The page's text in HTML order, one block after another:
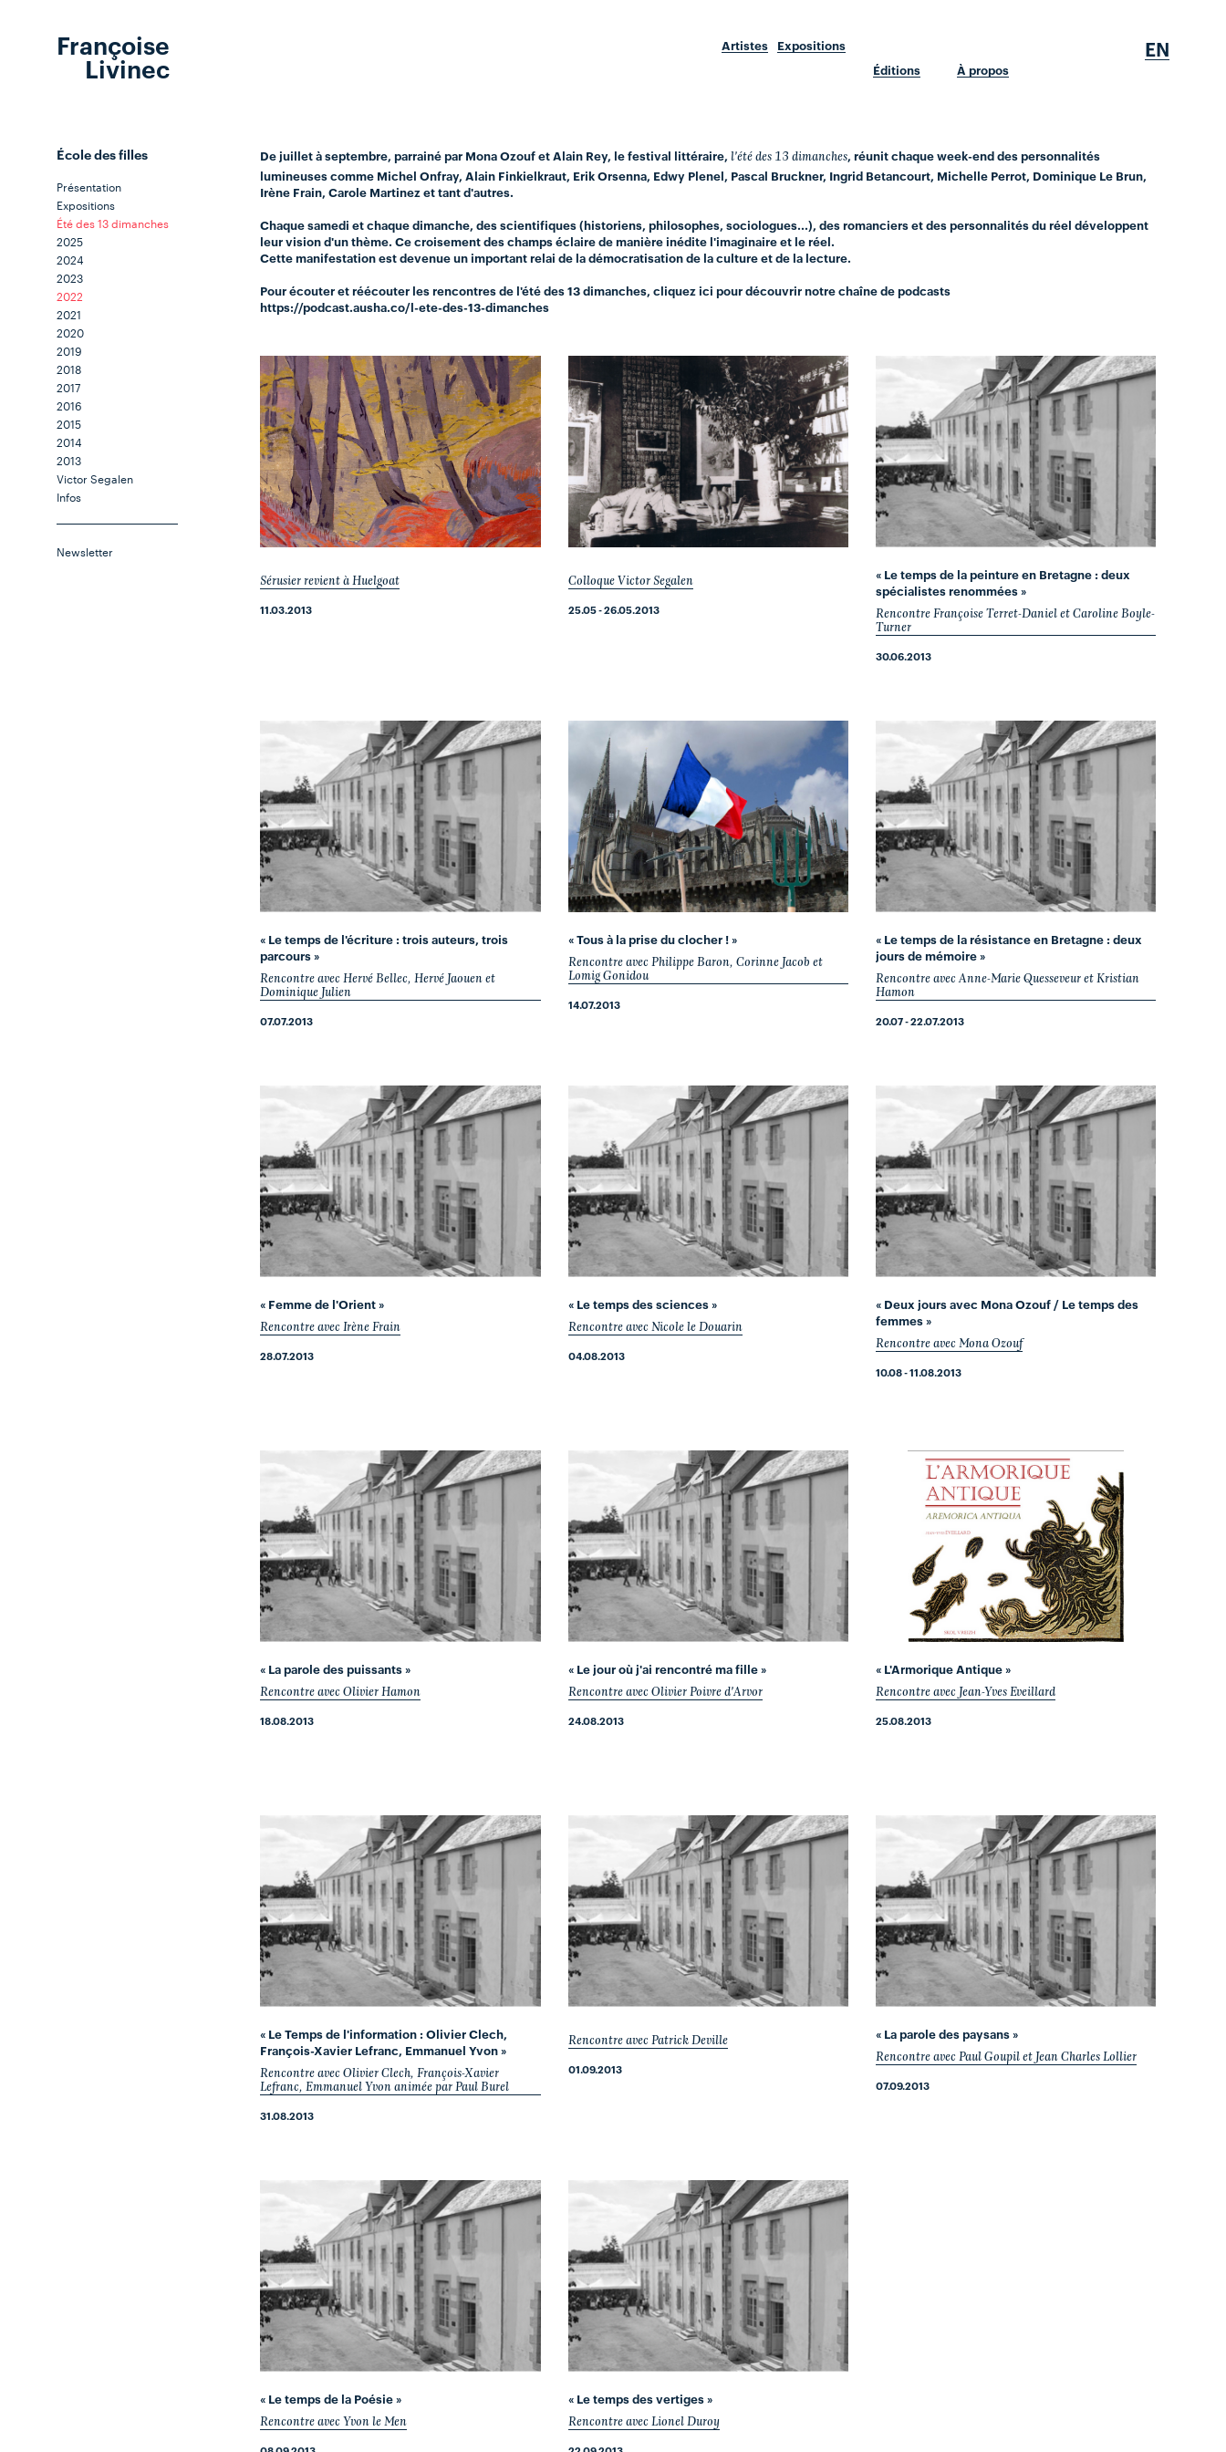
Françoise
Livinec
Artistes
Expositions
Éditions
À propos
EN
École des filles
Présentation
Expositions
Été des 13 dimanches
2025
2024
2023
2022
2021
2020
2019
2018
2017
2016
2015
2014
2013
Victor Segalen
Infos
Newsletter
De juillet à septembre, parrainé par Mona Ozouf et Alain Rey, le festival littéraire,l'été des 13 dimanches, réunit chaque week-end des personnalités
lumineuses comme Michel Onfray, Alain Finkielkraut, Erik Orsenna, Edwy Plenel, Pascal Bruckner, Ingrid Betancourt, Michelle Perrot, Dominique Le Brun,
Irène Frain, Carole Martinez et tant d'autres.
Chaque samedi et chaque dimanche, des scientifiques (historiens, philosophes, sociologues...), des romanciers et des personnalités du réel développent
leur vision d'un thème. Ce croisement des champs éclaire de manière inédite l'imaginaire et le réel.
Cette manifestation est devenue un important relai de la démocratisation de la culture et de la lecture.
Pour écouter et réécouter les rencontres de l'été des 13 dimanches,cliquez ici pour découvrir notre chaîne de podcasts
https://podcast.ausha.co/l-ete-des-13-dimanches
Sérusier revient à Huelgoat
11.03.2013
Colloque Victor Segalen
25.05 - 26.05.2013
« Le temps de la peinture en Bretagne : deux
spécialistes renommées »
Rencontre Françoise Terret-Daniel et Caroline Boyle-
Turner
30.06.2013
« Le temps de l'écriture : trois auteurs, trois
parcours »
Rencontre avec Hervé Bellec, Hervé Jaouen et
Dominique Julien
07.07.2013
« Tous à la prise du clocher ! »
Rencontre avec Philippe Baron, Corinne Jacob et
Lomig Gonidou
14.07.2013
« Le temps de la résistance en Bretagne : deux
jours de mémoire »
Rencontre avec Anne-Marie Quesseveur et Kristian
Hamon
20.07 - 22.07.2013
« Femme de l'Orient »
Rencontre avec Irène Frain
28.07.2013
« Le temps des sciences »
Rencontre avec Nicole le Douarin
04.08.2013
« Deux jours avec Mona Ozouf / Le temps des
femmes »
Rencontre avec Mona Ozouf
10.08 - 11.08.2013
« La parole des puissants »
Rencontre avec Olivier Hamon
18.08.2013
« Le jour où j'ai rencontré ma fille »
Rencontre avec Olivier Poivre d'Arvor
24.08.2013
« L'Armorique Antique »
Rencontre avec Jean-Yves Eveillard
25.08.2013
« Le Temps de l'information : Olivier Clech,
François-Xavier Lefranc, Emmanuel Yvon »
Rencontre avec Olivier Clech, François-Xavier
Lefranc, Emmanuel Yvon animée par Paul Burel
31.08.2013
Rencontre avec Patrick Deville
01.09.2013
« La parole des paysans »
Rencontre avec Paul Goupil et Jean Charles Lollier
07.09.2013
« Le temps de la Poésie »
Rencontre avec Yvon le Men
« Le temps des vertiges »
Rencontre avec Lionel Duroy